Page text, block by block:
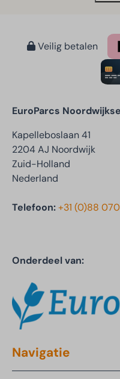
Veilig betalen
EuroParcs
Kapelleboslaan 41
2204 AJ Noordwijk
Zuid-Holland
Nederland
Telefoon:+31 (0)88
Onderdeel van:
Navigatie